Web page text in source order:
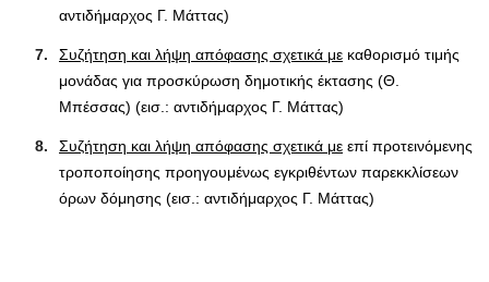
αντιδήμαρχος Γ. Μάττας)
Συζήτηση και λήψη απόφασης σχετικά με καθορισμό τιμής
μονάδας για προσκύρωση δημοτικής έκτασης (Θ.
Μπέσσας) (εισ.: αντιδήμαρχος Γ. Μάττας)
Συζήτηση και λήψη απόφασης σχετικά με επί προτεινόμενης
τροποποίησης προηγουμένως εγκριθέντων παρεκκλίσεων
όρων δόμησης (εισ.: αντιδήμαρχος Γ. Μάττας)